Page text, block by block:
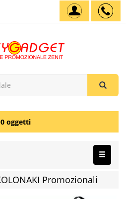
0 oggetti
Promozionali